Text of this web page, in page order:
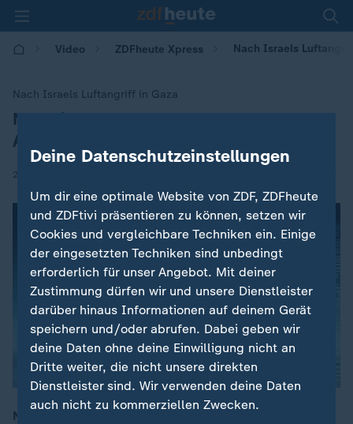
Video ZDFheute Xpress Nach Israels
Nach Israels Luftangriff in Gaza
:Nachrichtenagenturen fordern
Aufklärung
26.08.2025 | 11:00
Nach Israels Luftangriff auf ein Krankenhaus in Gaza
Deine Datenschutzeinstellungen
Um dir eine optimale Website von ZDF, ZDFheute
und ZDFtivi präsentieren zu können, setzen wir
Cookies und vergleichbare Techniken ein. Einige
der eingesetzten Techniken sind unbedingt
erforderlich für unser Angebot. Mit deiner
Zustimmung dürfen wir und unsere Dienstleister
darüber hinaus Informationen auf deinem Gerät
speichern und/oder abrufen. Dabei geben wir
deine Daten ohne deine Einwilligung nicht an
Dritte weiter, die nicht unsere direkten
Dienstleister sind. Wir verwenden deine Daten
auch nicht zu kommerziellen Zwecken.